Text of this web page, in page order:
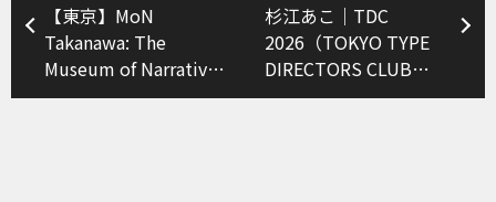
【東京】MoN
Takanawa: The
Museum of Narratives
開館記念プログラム
杉江あこ｜TDC
2026（TOKYO TYPE
DIRECTORS CLUB
EXHIBITION 2026）